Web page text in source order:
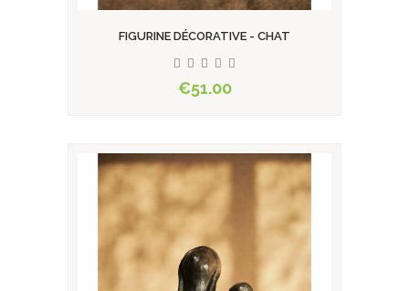
FIGURINE DÉCORATIVE - CHAT
€51.00